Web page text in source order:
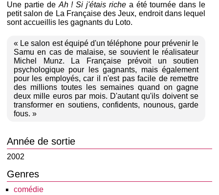
Une partie de Ah ! Si j'étais richea été tournée dans le
petit salon de La Française des Jeux, endroit dans lequel
sont accueillis les gagnants du Loto.
« Le salon est équipé d'un téléphone pour prévenir le
Samu en cas de malaise, se souvient le réalisateur
Michel Munz. La Française prévoit un soutien
psychologique pour les gagnants, mais également
pour les employés, car il n'est pas facile de remettre
des millions toutes les semaines quand on gagne
deux mille euros par mois. D'autant qu'ils doivent se
transformer en soutiens, confidents, nounous, garde
fous. »
Année de sortie
2002
Genres
comédie